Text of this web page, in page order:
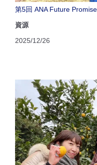
第5回 ANA Future
資源
2025/12/26